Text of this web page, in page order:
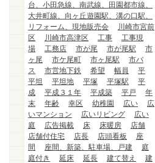
台、小田急線、南武線、田園都市線、
大井町線、向ヶ丘遊園駅、溝の口駅、
リフォーム、現地販売会
川崎市宮前
区
川崎市高津区 工事
工事現
場
工務店 市が尾 市が尾駅
市
ヶ尾
市ケ尾町 市ヶ尾駅
市バ
ス
市営地下鉄 希望 幅員
平
平坦
平坦地 平塚 平塚駅
平
成
平成３１年 平成築 平戸
年
末
年齢 幸区 幼稚園 広い
広
いマンション
広いリビング
広い
庭
広告掲載 床 床暖房
店舗
店舗付住宅
店長 店頭看板
座
間
座間、新築、駐車場、戸建
庭
庭付き
延床 延長 建て替え
建